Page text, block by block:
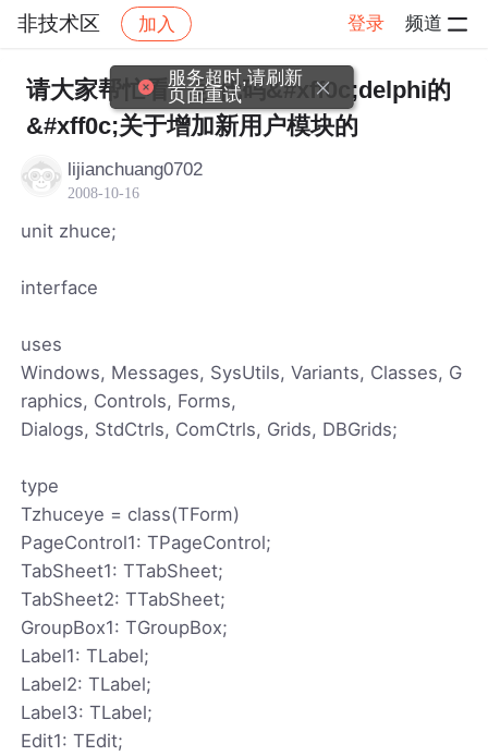
非技术区 加入 登录 频道
社区 非技术区 帖子详情
请大家帮忙看一段代码&#xff0c;delphi的
&#xff0c;关于增加新用户模块的
lijianchuang0702
2008-10-16
unit zhuce;
interface
uses
Windows, Messages, SysUtils, Variants, Classes, G
raphics, Controls, Forms,
Dialogs, StdCtrls, ComCtrls, Grids, DBGrids;
type
Tzhuceye = class(TForm)
PageControl1: TPageControl;
TabSheet1: TTabSheet;
TabSheet2: TTabSheet;
GroupBox1: TGroupBox;
Label1: TLabel;
Label2: TLabel;
Label3: TLabel;
Edit1: TEdit;
服务超时,请刷新
页面重试